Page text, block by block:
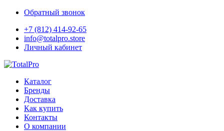
Обратный звонок
+7 (812) 414-92-65
info@totalpro.store
Личный кабинет
Каталог
Бренды
Доставка
Как купить
Контакты
О компании